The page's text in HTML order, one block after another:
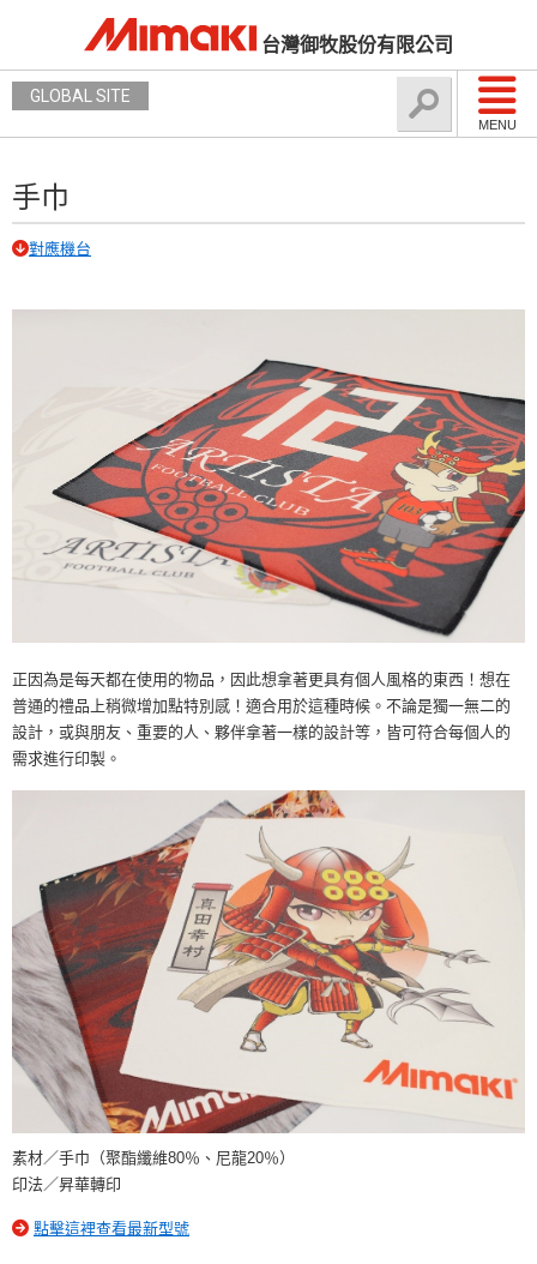
台灣御牧股份有限公司
MENU
GLOBAL SITE
手巾
對應機台
正因為是每天都在使用的物品，因此想拿著更具有個人風格的東西！想在
普通的禮品上稍微增加點特別感！適合用於這種時候。不論是獨一無二的
設計，或與朋友、重要的人、夥伴拿著一樣的設計等，皆可符合每個人的
需求進行印製。
素材／手巾（聚酯纖維80％、尼龍20％）
印法／昇華轉印
點擊這裡查看最新型號